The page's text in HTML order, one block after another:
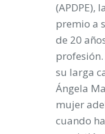
(APDPE),
premio a
de 20
profesión.
su larga
Ángela
mujer
cuando